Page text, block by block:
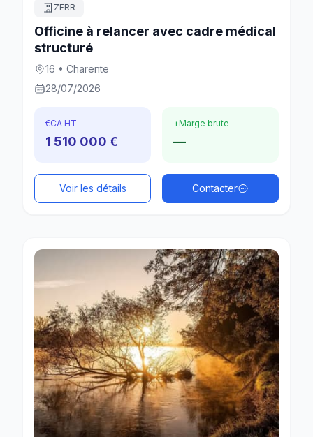
ZFRR
Officine à relancer avec cadre médical
structuré
16 • Charente
28/07/2026
€CA HT
1 510 000 €
+Marge brute
—
Voir les détails Contacter